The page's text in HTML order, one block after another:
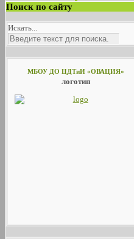
Поиск по сайту
Искать...
МБОУ ДО ЦДТиИ «ОВАЦИЯ»
логотип